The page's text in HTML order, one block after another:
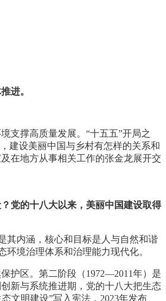
进。
支撑高质量发展。“十五五”开局之
建设美丽中国与乡村有怎样的关系和
在地方从事相关工作的张金龙展开交
党的十八大以来，美丽中国建设取得
其内涵，核心和目标是人与自然和谐
境治理体系和治理能力现代化。
护区。第二阶段（1972—2011年）是
新与系统推进期，党的十八大把生态
文明建设”写入宪法，2023年发布